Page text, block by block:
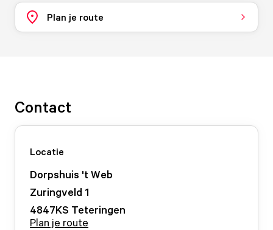
Plan je route
Contact
Locatie
Dorpshuis 't Web
Zuringveld 1
4847KS Teteringen
Plan je route